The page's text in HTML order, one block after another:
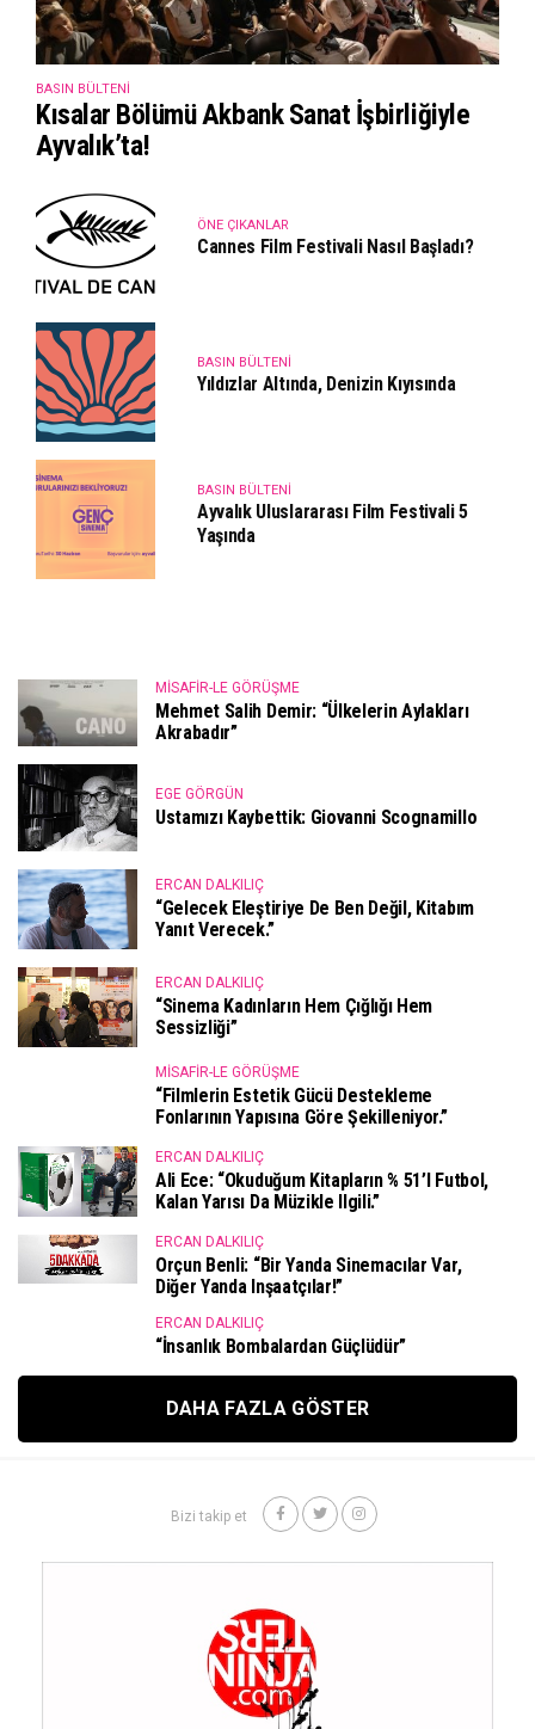
BASIN BÜLTENI
Kısalar Bölümü Akbank Sanat İşbirliğiyle
Ayvalık’ta!
ÖNE ÇIKANLAR
Cannes Film Festivali Nasıl Başladı?
BASIN BÜLTENI
Yıldızlar Altında, Denizin Kıyısında
BASIN BÜLTENI
Ayvalık Uluslararası Film Festivali 5
Yaşında
MISAFIR-LE GÖRÜŞME
Mehmet Salih Demir: “Ülkelerin Aylakları
Akrabadır”
EGE GÖRGÜN
Ustamızı Kaybettik: Giovanni Scognamillo
ERCAN DALKILIÇ
“Gelecek Eleştiriye De Ben Değil, Kitabım
Yanıt Verecek.”
ERCAN DALKILIÇ
“Sinema Kadınların Hem Çığlığı Hem
Sessizliği”
MISAFIR-LE GÖRÜŞME
“Filmlerin Estetik Gücü Destekleme
Fonlarının Yapısına Göre Şekilleniyor.”
ERCAN DALKILIÇ
Ali Ece: “Okuduğum Kitapların % 51’i Futbol,
Kalan Yarısı Da Müzikle Ilgili.”
ERCAN DALKILIÇ
Orçun Benli: “Bir Yanda Sinemacılar Var,
Diğer Yanda Inşaatçılar!”
ERCAN DALKILIÇ
“İnsanlık Bombalardan Güçlüdür”
DAHA FAZLA GÖSTER
Bizi takip et